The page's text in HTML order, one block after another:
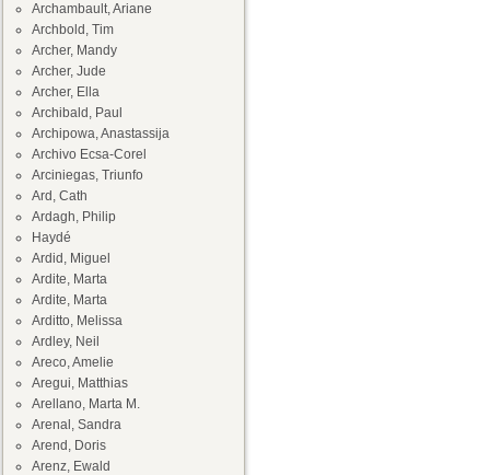
Archambault, Ariane
Archbold, Tim
Archer, Mandy
Archer, Jude
Archer, Ella
Archibald, Paul
Archipowa, Anastassija
Archivo Ecsa-Corel
Arciniegas, Triunfo
Ard, Cath
Ardagh, Philip
Haydé
Ardid, Miguel
Ardite, Marta
Ardite, Marta
Arditto, Melissa
Ardley, Neil
Areco, Amelie
Aregui, Matthias
Arellano, Marta M.
Arenal, Sandra
Arend, Doris
Arenz, Ewald